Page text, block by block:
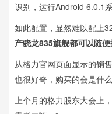
识别，运行Android 6.0.1
如此配置，显然难以配上
产骁龙835旗舰都可以随便
从格力官网页面显示的销
也很好奇，购买的会是什
上个月的格力股东大会上